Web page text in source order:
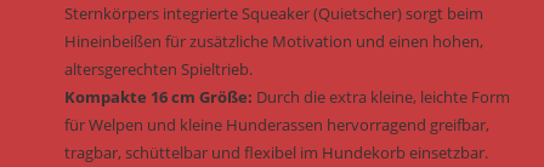
Sternkörpers integrierte Squeaker (Quietscher) sorgt beim
Hineinbeißen für zusätzliche Motivation und einen hohen,
altersgerechten Spieltrieb.
Kompakte 16 cm Größe: Durch die extra kleine, leichte Form
für Welpen und kleine Hunderassen hervorragend greifbar,
tragbar, schüttelbar und flexibel im Hundekorb einsetzbar.